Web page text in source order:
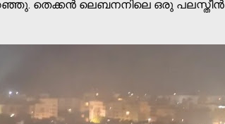
തെക്കന്‍ ലെബനനിലെ ഒരു പലസ്തീന്‍